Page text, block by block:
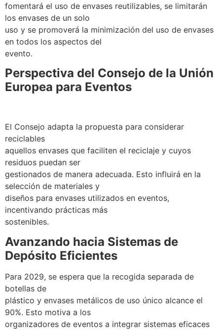
fomentará el uso de envases reutilizables, se limitarán
los envases de un solo
uso y se promoverá la minimización del uso de envases
en todos los aspectos del
evento.
Perspectiva del Consejo de la Unión
Europea para Eventos
El Consejo adapta la propuesta para considerar
reciclables
aquellos envases que faciliten el reciclaje y cuyos
residuos puedan ser
gestionados de manera adecuada. Esto influirá en la
selección de materiales y
diseños para envases utilizados en eventos,
incentivando prácticas más
sostenibles.
Avanzando hacia Sistemas de
Depósito Eficientes
Para 2029, se espera que la recogida separada de
botellas de
plástico y envases metálicos de uso único alcance el
90%. Esto motiva a los
organizadores de eventos a integrar sistemas eficaces